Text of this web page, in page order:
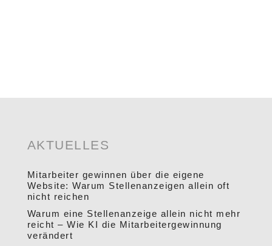
AKTUELLES
Mitarbeiter gewinnen über die eigene
Website: Warum Stellenanzeigen allein oft
nicht reichen
Warum eine Stellenanzeige allein nicht mehr
reicht – Wie KI die Mitarbeitergewinnung
verändert